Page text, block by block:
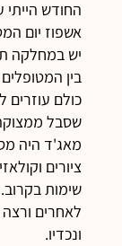
החודש
אשפוז יום
יש במחלקה
בין
כולם
שסבל
מאג'ד היה
ציורים
שימות
לאחרים ורצה
ונכדיו.